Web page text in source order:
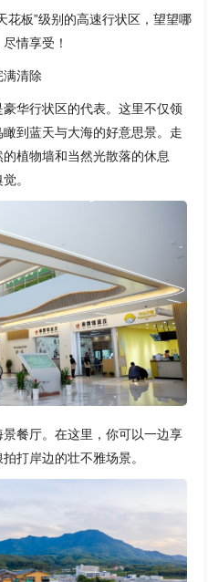
花板”级别的高速行状区，望望哪
情享受！
满清除
华行状区的代表。这里不仅领
到蓝天与大海的好意思景。走
植物墙和当然光散落的休息
。
餐厅。在这里，你可以一边享
打岸边的壮不雅场景。